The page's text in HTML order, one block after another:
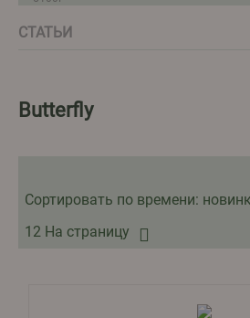
СТАТЬИ
Butterfly
Сортировать по времени:
12 На страницу